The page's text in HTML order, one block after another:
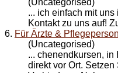
(Uncategorised)
... ich einfach mit
Kontaktzu uns auf!
6. Für Ärzte &
(Uncategorised)
... chenendkursen,
direkt vor Ort.